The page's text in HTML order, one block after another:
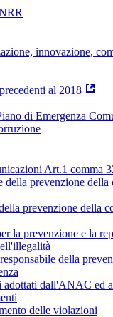
innovazione,
al 2018
di Emergenza
Art.1 comma
della prevenzione della
prevenzione della
la prevenzione e la
della
adottati dall'ANAC ed
delle violazioni